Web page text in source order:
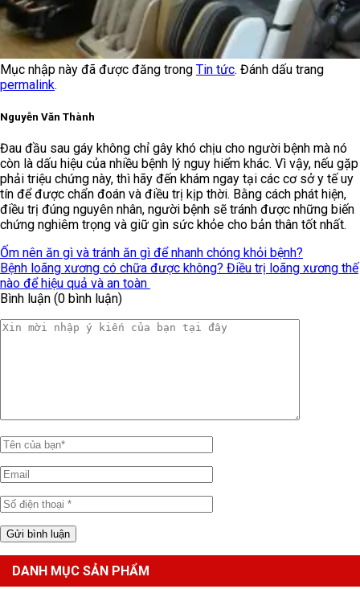
Mục nhập này đã được đăng trong Tin tức. Đánh dấu trang
permalink.
Nguyễn Văn Thành
Đau đầu sau gáy không chỉ gây khó chịu cho người bệnh mà nó
còn là dấu hiệu của nhiều bệnh lý nguy hiểm khác. Vì vậy, nếu gặp
phải triệu chứng này, thì hãy đến khám ngay tại các cơ sở y tế uy
tín để được chẩn đoán và điều trị kịp thời. Bằng cách phát hiện,
điều trị đúng nguyên nhân, người bệnh sẽ tránh được những biến
chứng nghiêm trọng và giữ gìn sức khỏe cho bản thân tốt nhất.
Ốm nên ăn gì và tránh ăn gì để nhanh chóng khỏi bệnh?
Bệnh loãng xương có chữa được không? Điều trị loãng xương thế
nào để hiệu quả và an toàn
Bình luận (0 bình luận)
DANH MỤC SẢN PHẨM